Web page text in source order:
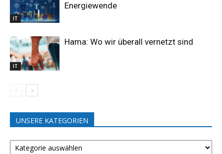
IT
Energiewende
IT
Hama: Wo wir überall vernetzt sind
UNSERE KATEGORIEN
UNSERE
KATEGORIEN